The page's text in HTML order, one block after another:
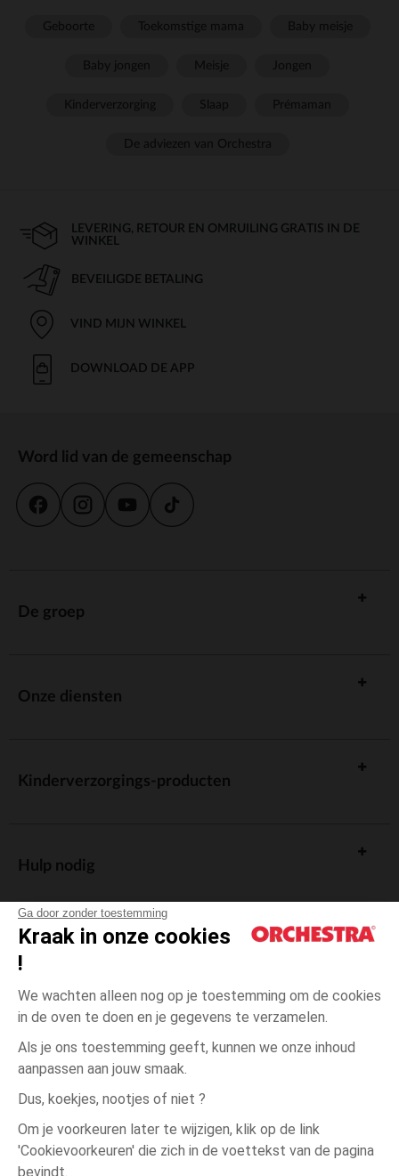
Ga door zonder toestemming
Kraak in onze cookies
!
We wachten alleen nog op je toestemming om de cookies
in de oven te doen en je gegevens te verzamelen.
Als je ons toestemming geeft, kunnen we onze inhoud
aanpassen aan jouw smaak.
Dus, koekjes, nootjes of niet ?
Om je voorkeuren later te wijzigen, klik op de link
'Cookievoorkeuren' die zich in de voettekst van de pagina
bevindt.
Beige Beige
3
LEVERING, RETOUR EN OMRUILING GRATIS IN DE
WINKEL
BEVEILIGDE BETALING
VIND MIJN WINKEL
DOWNLOAD DE APP
Word lid van de gemeenschap
De groep
Onze diensten
Kinderverzorgings-producten
Hulp nodig
Algemene verkoopsvoorwaarden
Wettelijke bepalingen
Persoonsgegevens